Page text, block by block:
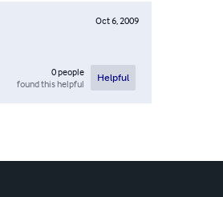
Oct 6, 2009
0people
found this helpful
Helpful